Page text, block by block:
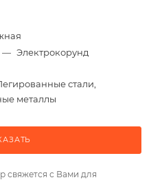
— Электрокорунд
стали,
металлы
свяжется с Вами для